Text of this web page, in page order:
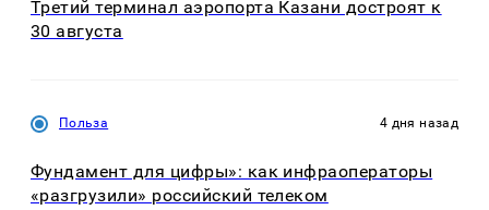
Третий терминал аэропорта Казани достроят к
30 августа
Польза 4 дня назад
Фундамент для цифры»: как инфраоператоры
«разгрузили» российский телеком